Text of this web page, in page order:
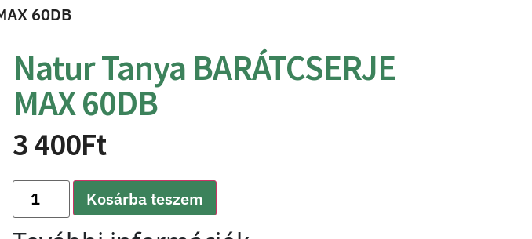
60DB
Natur Tanya BARÁTCSERJE
MAX 60DB
3 400Ft
Kosárba teszem